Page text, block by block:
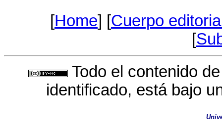
[Home] [Cuerpo
[
Todo el contenido
identificado, está bajo